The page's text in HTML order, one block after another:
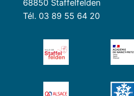
68850 Staffelfelden
Tél. 03 89 55 64 20